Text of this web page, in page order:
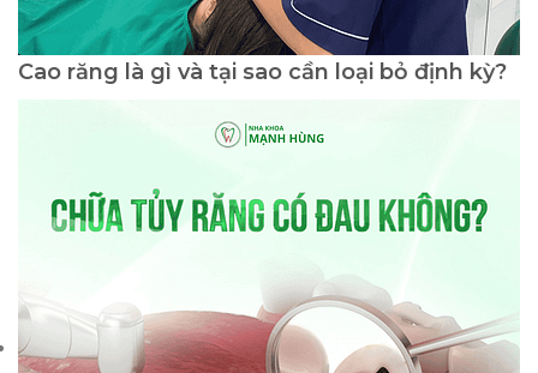
Cao răng là gì và tại sao cần loại bỏ định kỳ?